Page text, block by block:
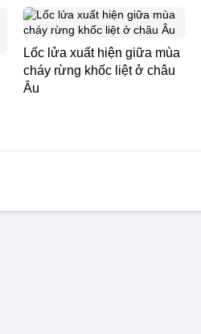
Lốc lửa xuất hiện giữa mùa
cháy rừng khốc liệt ở châu
Âu